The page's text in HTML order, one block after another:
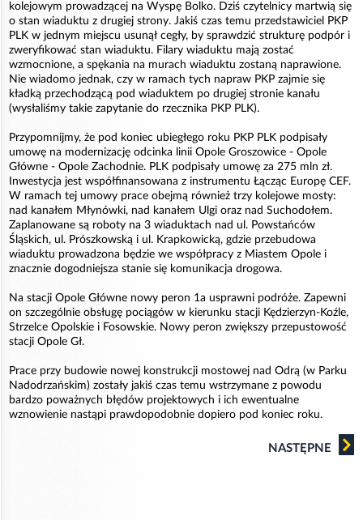
kolejowym prowadzącej na Wyspę Bolko. Dziś czytelnicy martwią się
o stan wiaduktu z drugiej strony. Jakiś czas temu przedstawiciel PKP
PLK w jednym miejscu usunął cegły, by sprawdzić strukturę podpór i
zweryfikować stan wiaduktu. Filary wiaduktu mają zostać
wzmocnione, a spękania na murach wiaduktu zostaną naprawione.
Nie wiadomo jednak, czy w ramach tych napraw PKP zajmie się
kładką przechodzącą pod wiaduktem po drugiej stronie kanału
(wysłaliśmy takie zapytanie do rzecznika PKP PLK).
Przypomnijmy, że pod koniec ubiegłego roku PKP PLK podpisały
umowę na modernizację odcinka linii Opole Groszowice - Opole
Główne - Opole Zachodnie. PLK podpisały umowę za 275 mln zł.
Inwestycja jest współfinansowana z instrumentu Łącząc Europę CEF.
W ramach tej umowy prace obejmą również trzy kolejowe mosty:
nad kanałem Młynówki, nad kanałem Ulgi oraz nad Suchodołem.
Zaplanowane są roboty na 3 wiaduktach nad ul. Powstańców
Śląskich, ul. Prószkowską i ul. Krapkowicką, gdzie przebudowa
wiaduktu prowadzona będzie we współpracy z Miastem Opole i
znacznie dogodniejsza stanie się komunikacja drogowa.
Na stacji Opole Główne nowy peron 1a usprawni podróże. Zapewni
on szczególnie obsługę pociągów w kierunku stacji Kędzierzyn-Koźle,
Strzelce Opolskie i Fosowskie. Nowy peron zwiększy przepustowość
stacji Opole Gł.
Prace przy budowie nowej konstrukcji mostowej nad Odrą (w Parku
Nadodrzańskim) zostały jakiś czas temu wstrzymane z powodu
bardzo poważnych błędów projektowych i ich ewentualne
wznowienie nastąpi prawdopodobnie dopiero pod koniec roku.
NASTĘPNE